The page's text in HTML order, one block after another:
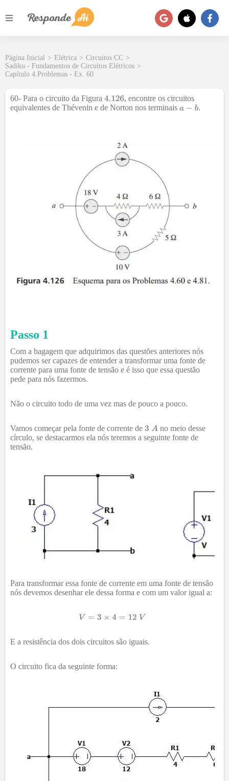
Página Inicial > Elétrica > Circuitos CC >
Sadiku - Fundamentos de Circuitos Elétricos >
Capítulo 4.Problemas - Ex. 60
60- Para o circuito da Figura
, encontre os circuitos
equivalentes de Thévenin e de Norton nos terminais
.
Passo 1
Com a bagagem que adquirimos das questões anteriores nós
pudemos ser capazes de entender a transformar uma fonte de
corrente para uma fonte de tensão e é isso que essa questão
pede para nós fazermos.
Não o circuito todo de uma vez mas de pouco a pouco.
Vamos começar pela fonte de corrente de
no meio desse
círculo, se destacarmos ela nós teremos a seguinte fonte de
tensão.
Para transformar essa fonte de corrente em uma fonte de tensão
nós devemos desenhar ele dessa forma e com um valor igual a:
E a resistência dos dois circuitos são iguais.
O circuito fica da seguinte forma: